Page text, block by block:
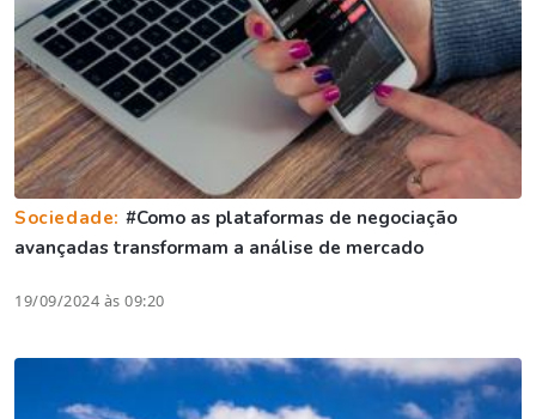
Sociedade: #Como as plataformas de negociação
avançadas transformam a análise de mercado
19/09/2024 às 09:20